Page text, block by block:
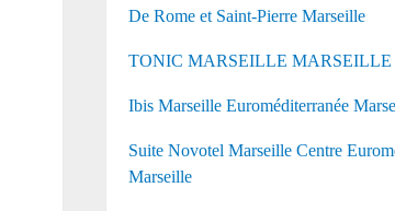
De Rome et Saint-Pierre Marseille
TONIC MARSEILLE MARSEILLE
Ibis Marseille Euroméditerranée
Suite Novotel Marseille Centre
Marseille